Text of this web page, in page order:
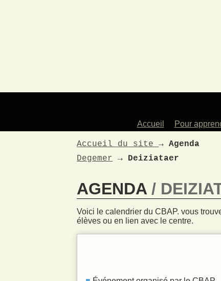
Accueil
Pour
Les
Pour les
La
Accueil du site→Agenda
Degemer → Deiziataer
AGENDA
Voici le calendrier du CBAP. vous
élèves ou en lien avec le centre.